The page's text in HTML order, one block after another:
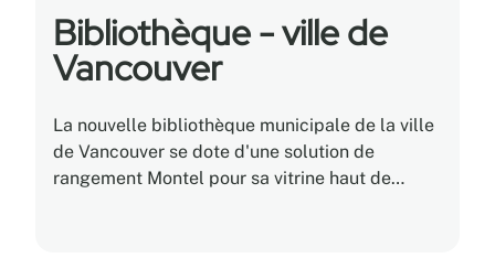
Bibliothèque - ville de
Vancouver
La nouvelle bibliothèque municipale de la ville
de Vancouver se dote d'une solution de
rangement Montel pour sa vitrine haut de